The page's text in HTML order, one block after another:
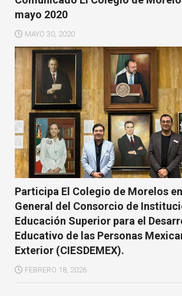
mayo 2020
MAYO 30, 2020
Participa El Colegio de Morelos
General del Consorcio de
Educación Superior para el
Educativo de las Personas
Exterior (CIESDEMEX).
FEBRERO 18, 2026